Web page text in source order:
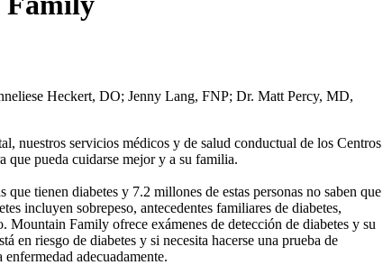
Heckert, DO; Jenny Lang, FNP; Dr. Matt Percy, MD,
nuestros servicios médicos y de salud conductual de los Centros
que pueda cuidarse mejor y a su familia.
tienen diabetes y 7.2 millones de estas personas no saben que
incluyen sobrepeso, antecedentes familiares de diabetes,
Mountain Family ofrece exámenes de detección de diabetes y su
en riesgo de diabetes y si necesita hacerse una prueba de
adecuadamente.